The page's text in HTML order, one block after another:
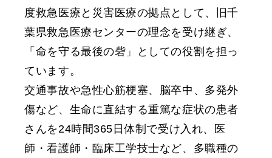
度救急医療と災害医療の拠点として、旧千
葉県救急医療センターの理念を受け継ぎ、
「命を守る最後の砦」としての役割を担っ
ています。
交通事故や急性心筋梗塞、脳卒中、多発外
傷など、生命に直結する重篤な症状の患者
さんを24時間365日体制で受け入れ、医
師・看護師・臨床工学技士など、多職種の